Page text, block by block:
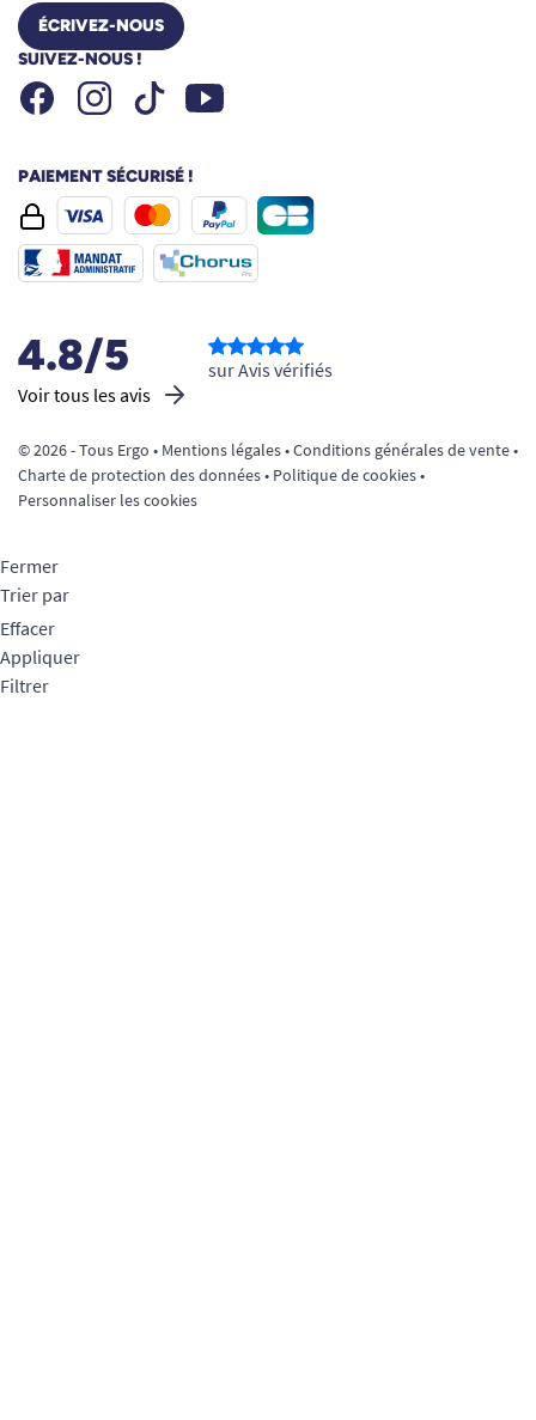
ÉCRIVEZ-NOUS
SUIVEZ-NOUS !
FacebookInstagramTiktok Youtube
PAIEMENT SÉCURISÉ !
4.8/5
Voir tous les avis
sur Avis vérifiés
© 2026 - Tous Ergo • Mentions légales•Conditions générales de vente•
Charte de protection des données• Politique de cookies•
Personnaliser les cookies
Fermer
Trier par
Effacer
Appliquer
Filtrer